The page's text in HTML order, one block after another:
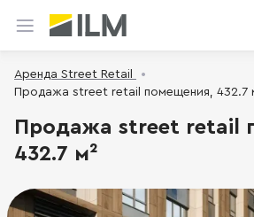
Аренда Street Retail
Продажа street retail помещения, 432.7
Продажа street retail
432.7 м²